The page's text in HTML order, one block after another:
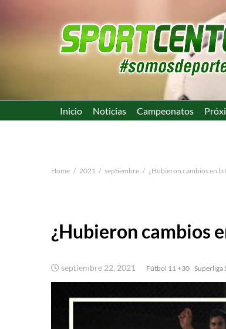
Inicio Noticias Campeonatos
Home 2021 septiembre ¿Hubieron cambios en la
¿Hubieron cambios
septiembre 22, 2021 Fútbol 11 +30 Superliga